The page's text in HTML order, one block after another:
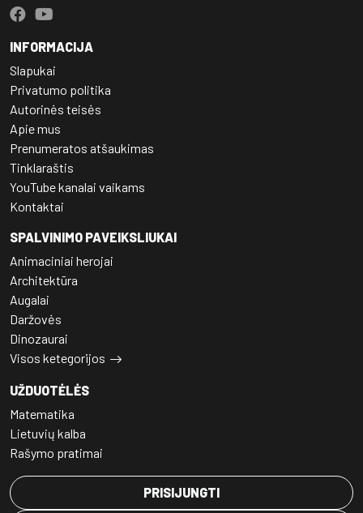
INFORMACIJA
Slapukai
Privatumo politika
Autorinės teisės
Apie mus
Prenumeratos atšaukimas
Tinklaraštis
YouTube kanalai vaikams
Kontaktai
SPALVINIMO PAVEIKSLIUKAI
Animaciniai herojai
Architektūra
Augalai
Daržovės
Dinozaurai
Visos ketegorijos
UŽDUOTĖLĖS
Matematika
Lietuvių kalba
Rašymo pratimai
PRISIJUNGTI